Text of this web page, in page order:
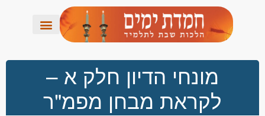
מונחי הדיון חלק א –
לקראת מבחן מפמ"ר